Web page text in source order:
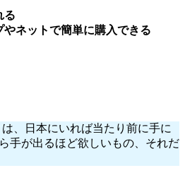
る
やネットで簡単に購入できる
、日本にいれば当たり前に手に
手が出るほど欲しいもの、それだ